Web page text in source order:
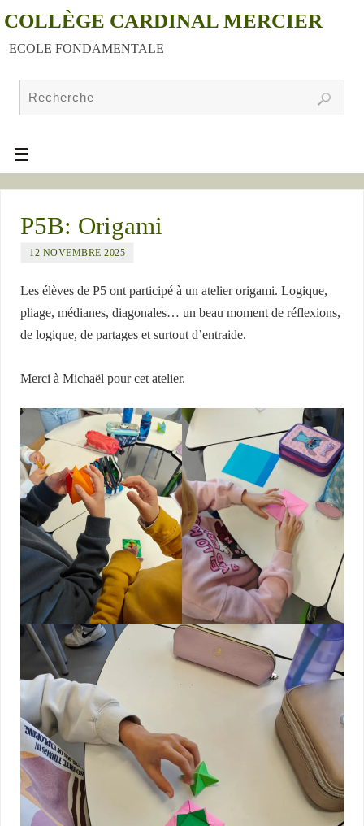
COLLÈGE CARDINAL MERCIER
ECOLE FONDAMENTALE
P5B: Origami
12 NOVEMBRE 2025
Les élèves de P5 ont participé à un atelier origami. Logique,
pliage, médianes, diagonales… un beau moment de réflexions,
de logique, de partages et surtout d’entraide.
Merci à Michaël pour cet atelier.